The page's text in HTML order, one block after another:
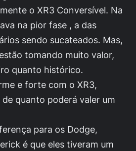
o XR3 Conversível. Na
na pior fase , a das
sendo sucateados. Mas,
tomando muito valor,
quanto histórico.
e forte com o XR3,
quanto poderá valer um
para os Dodge,
é que eles tiveram um